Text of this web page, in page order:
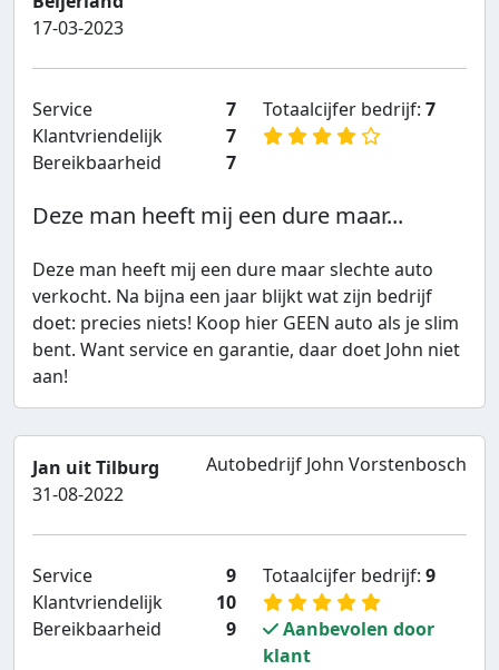
17-03-2023
Service
7
Klantvriendelijk
7
Bereikbaarheid
7
Totaalcijfer bedrijf: 7
Deze man heeft mij een dure maar...
Deze man heeft mij een dure maar slechte auto
verkocht. Na bijna een jaar blijkt wat zijn bedrijf
doet: precies niets! Koop hier GEEN auto als je slim
bent. Want service en garantie, daar doet John niet
aan!
Jan uit Tilburg
31-08-2022
Autobedrijf John Vorstenbosch
Service
9
Klantvriendelijk
10
Bereikbaarheid
9
Totaalcijfer bedrijf: 9
Aanbevolen door
klant